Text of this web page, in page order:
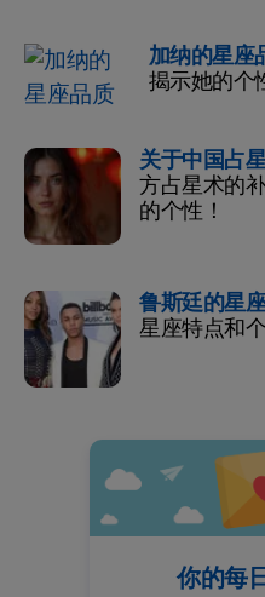
加纳的星座
揭示她的个
关于中国占
方占星术的
的个性！
鲁斯廷的星
星座特点和
你的每